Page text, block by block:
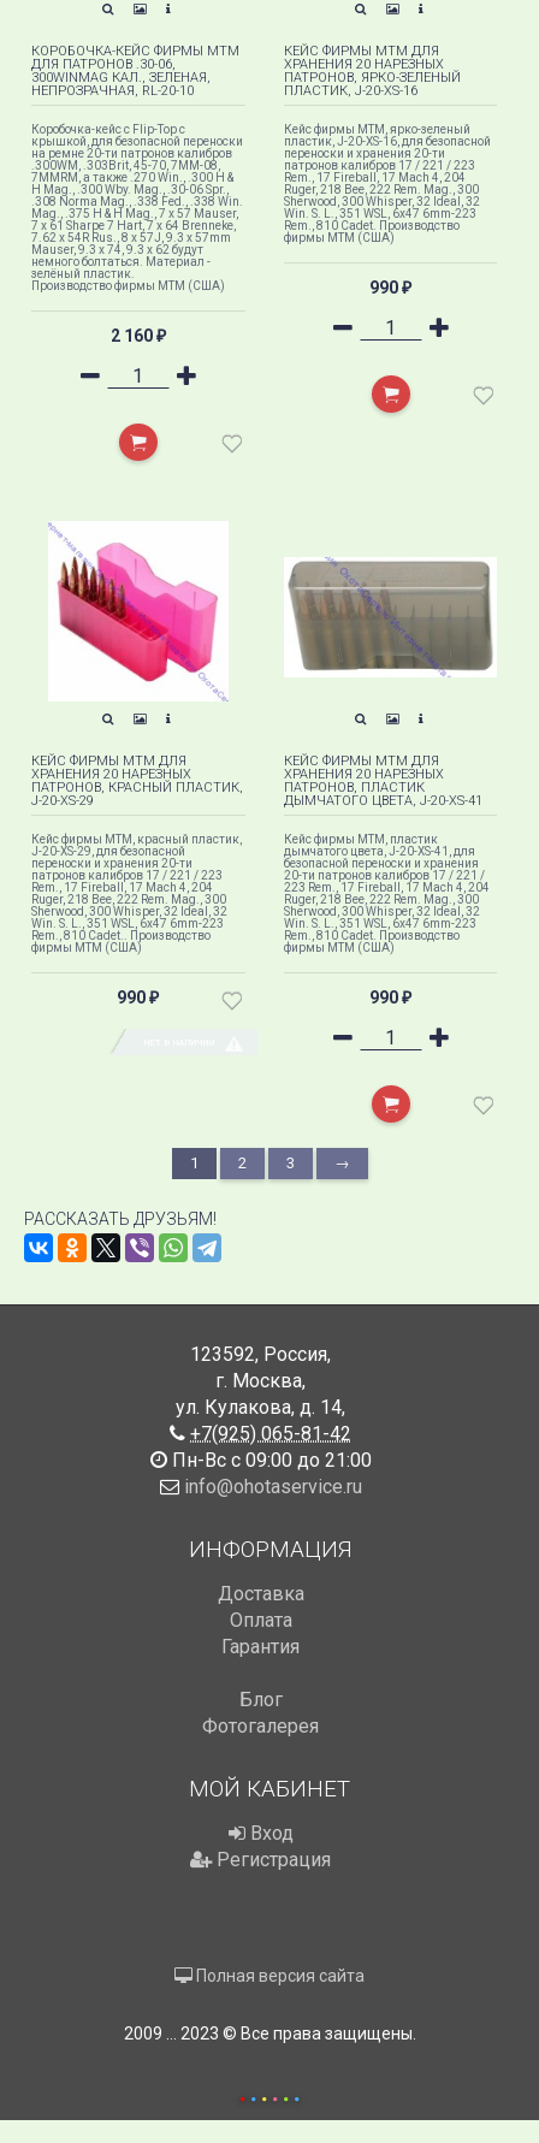
КОРОБОЧКА-КЕЙС ФИРМЫ MTM
ДЛЯ ПАТРОНОВ .30-06,
300WINMAG КАЛ., ЗЕЛЕНАЯ,
НЕПРОЗРАЧНАЯ, RL-20-10
Коробочка-кейс с Flip-Top с
крышкой, для безопасной переноски
на ремне 20-ти патронов калибров
.300WM, .303Brit, 45-70, 7MM-08,
7MMRM, а также .270 Win., .300 H &
H Mag., .300 Wby. Mag., .30-06 Spr.,
.308 Norma Mag., .338 Fed., .338 Win.
Mag., .375 H & H Mag., 7 x 57 Mauser,
7 x 61 Sharpe 7 Hart, 7 x 64 Brenneke,
7.62 x 54R Rus., 8 x 57J, 9.3 x 57mm
Mauser, 9.3 x 74, 9.3 x 62 будут
немного болтаться. Материал -
зелёный пластик.
Производство фирмы МТМ (США)
2 160 ₽
КЕЙС ФИРМЫ MTM ДЛЯ
ХРАНЕНИЯ 20 НАРЕЗНЫХ
ПАТРОНОВ, ЯРКО-ЗЕЛЕНЫЙ
ПЛАСТИК, J-20-XS-16
Кейс фирмы MTM, ярко-зеленый
пластик, J-20-XS-16, для безопасной
переноски и хранения 20-ти
патронов калибров 17 / 221 / 223
Rem., 17 Fireball, 17 Mach 4, 204
Ruger, 218 Bee, 222 Rem. Mag., 300
Sherwood, 300 Whisper, 32 Ideal, 32
Win. S. L., 351 WSL, 6x47 6mm-223
Rem., 810 Cadet. Производство
фирмы МТМ (США)
990₽
КЕЙС ФИРМЫ MTM ДЛЯ
ХРАНЕНИЯ 20 НАРЕЗНЫХ
ПАТРОНОВ, КРАСНЫЙ ПЛАСТИК,
J-20-XS-29
Кейс фирмы MTM, красный пластик,
J-20-XS-29, для безопасной
переноски и хранения 20-ти
патронов калибров 17 / 221 / 223
Rem., 17 Fireball, 17 Mach 4, 204
Ruger, 218 Bee, 222 Rem. Mag., 300
Sherwood, 300 Whisper, 32 Ideal, 32
Win. S. L., 351 WSL, 6x47 6mm-223
Rem., 810 Cadet.. Производство
фирмы МТМ (США)
990₽
КЕЙС ФИРМЫ MTM ДЛЯ
ХРАНЕНИЯ 20 НАРЕЗНЫХ
ПАТРОНОВ, ПЛАСТИК
ДЫМЧАТОГО ЦВЕТА, J-20-XS-41
Кейс фирмы MTM, пластик
дымчатого цвета, J-20-XS-41, для
безопасной переноски и хранения
20-ти патронов калибров 17 / 221 /
223 Rem., 17 Fireball, 17 Mach 4, 204
Ruger, 218 Bee, 222 Rem. Mag., 300
Sherwood, 300 Whisper, 32 Ideal, 32
Win. S. L., 351 WSL, 6x47 6mm-223
Rem., 810 Cadet. Производство
фирмы МТМ (США)
990₽
1 2 3 →
РАССКАЗАТЬ ДРУЗЬЯМ!
123592, Россия,
г. Москва,
ул. Кулакова, д. 14,
+7(925) 065-81-42
Пн-Вс с 09:00 до 21:00
info@ohotaservice.ru
ИНФОРМАЦИЯ
Доставка
Оплата
Гарантия
Блог
Фотогалерея
МОЙ КАБИНЕТ
Вход
Регистрация
Полная версия сайта
2009 ... 2023 © Все права защищены.